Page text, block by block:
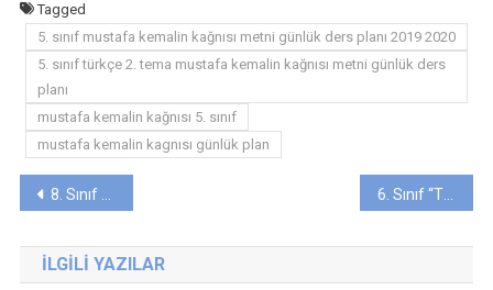
Tagged
5. sınıf mustafa kemalin kağnısı metni günlük ders planı 2019 2020
5. sınıf türkçe 2. tema mustafa kemalin kağnısı metni günlük ders
planı
mustafa kemalin kağnısı 5. sınıf
mustafa kemalin kagnısı günlük plan
Yazı
gezinmesi
8. Sınıf “KEDİ ile FARE” Dinleme Metni Günlük Ders Planı (2019-2020)
İLGILI YAZILAR